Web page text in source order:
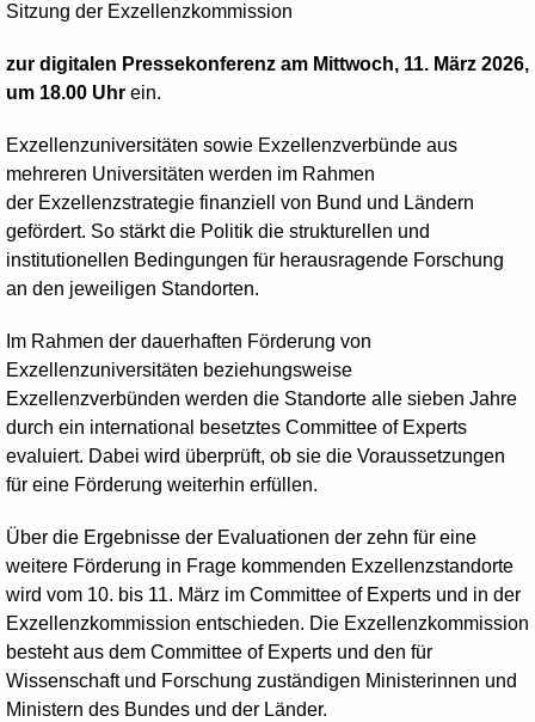
Sitzung der Exzellenzkommission
zur digitalen Pressekonferenz am Mittwoch, 11. März 2026,
um 18.00 Uhr ein.
Exzellenzuniversitäten sowie Exzellenzverbünde aus
mehreren Universitäten werden im Rahmen
der Exzellenzstrategie finanziell von Bund und Ländern
gefördert. So stärkt die Politik die strukturellen und
institutionellen Bedingungen für herausragende Forschung
an den jeweiligen Standorten.
Im Rahmen der dauerhaften Förderung von
Exzellenzuniversitäten beziehungsweise
Exzellenzverbünden werden die Standorte alle sieben Jahre
durch ein international besetztes Committee of Experts
evaluiert. Dabei wird überprüft, ob sie die Voraussetzungen
für eine Förderung weiterhin erfüllen.
Über die Ergebnisse der Evaluationen der zehn für eine
weitere Förderung in Frage kommenden Exzellenzstandorte
wird vom 10. bis 11. März im Committee of Experts und in der
Exzellenzkommission entschieden. Die Exzellenzkommission
besteht aus dem Committee of Experts und den für
Wissenschaft und Forschung zuständigen Ministerinnen und
Ministern des Bundes und der Länder.